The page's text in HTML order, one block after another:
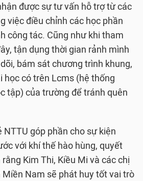
được sự tư vấn hỗ trợ từ các
việc điều chỉnh các học phần
công tác. Cũng như khi tham
tận dụng thời gian rảnh mình
bám sát chương trình khung,
học có trên Lcms (hệ thống
tập) của trường để tránh quên
góp phần cho sự kiện
với khí thế hào hùng, quyết
Kim Thi, Kiều Mi và các chị
Nam sẽ phát huy tốt vai trò